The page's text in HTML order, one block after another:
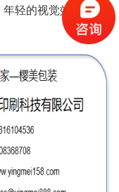
轻的视觉效果，也